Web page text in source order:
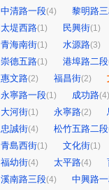
中清路一段(4) 黎明路
太堤西路(1) 民興街(1)
青海南街(1) 水源路(3)
崇德五路(1) 港埠路二段
惠文路(2) 福昌街(2)
永寧路一段(1) 成功路(4)
大河街(1) 永寧路(2)
忠誠街(4) 松竹五路二段
青島西街(1) 文化街(1)
福幼街(4) 太平路(4)
溪南路三段(4) 中興路